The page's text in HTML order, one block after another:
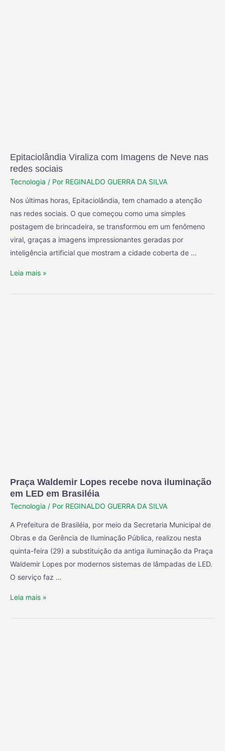
Epitaciolândia Viraliza com Imagens de Neve nas
redes sociais
Tecnologia / Por REGINALDO GUERRA DA SILVA
Nos últimas horas, Epitaciolândia, tem chamado a atenção
nas redes sociais. O que começou como uma simples
postagem de brincadeira, se transformou em um fenômeno
viral, graças a imagens impressionantes geradas por
inteligência artificial que mostram a cidade coberta de …
Leia mais »
Praça Waldemir Lopes recebe nova iluminação
em LED em Brasiléia
Tecnologia / Por REGINALDO GUERRA DA SILVA
A Prefeitura de Brasiléia, por meio da Secretaria Municipal de
Obras e da Gerência de Iluminação Pública, realizou nesta
quinta-feira (29) a substituição da antiga iluminação da Praça
Waldemir Lopes por modernos sistemas de lâmpadas de LED.
O serviço faz …
Leia mais »